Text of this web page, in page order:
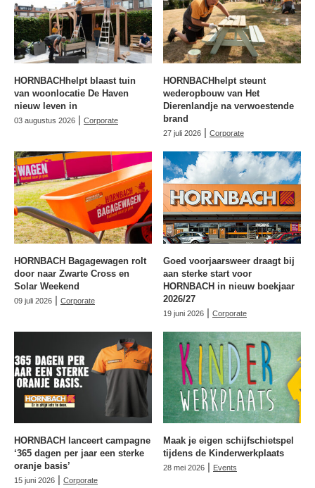
HORNBACHhelpt blaast tuin
van woonlocatie De Haven
nieuw leven in
03 augustus 2026 | Corporate
HORNBACHhelpt steunt
wederopbouw van Het
Dierenlandje na verwoestende
brand
27 juli 2026 | Corporate
HORNBACH Bagagewagen rolt
door naar Zwarte Cross en
Solar Weekend
09 juli 2026 | Corporate
Goed voorjaarsweer draagt bij
aan sterke start voor
HORNBACH in nieuw boekjaar
2026/27
19 juni 2026 | Corporate
HORNBACH lanceert campagne
‘365 dagen per jaar een sterke
oranje basis’
15 juni 2026 | Corporate
Maak je eigen schijfschietspel
tijdens de Kinderwerkplaats
28 mei 2026 | Events